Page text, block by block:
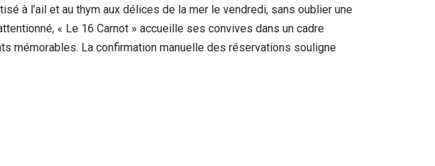
à l’ail et au thym aux délices de la mer le vendredi, sans oublier une
« Le 16 Carnot » accueille ses convives dans un cadre
mémorables. La confirmation manuelle des réservations souligne